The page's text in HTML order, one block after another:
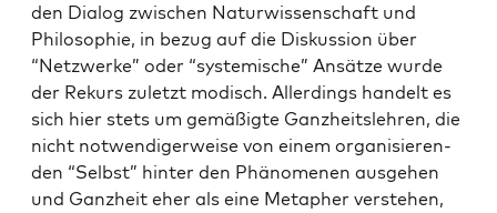
den Dia­log zwis­chen Natur­wis­senschaft und
Philoso­phie, in bezug auf die Diskus­sion über
“Net­zw­erke” oder “sys­temis­che” Ansätze wurde
der Rekurs zulet­zt modisch. Allerd­ings han­delt es
sich hier stets um gemäßigte Ganzheit­slehren, die
nicht notwendi­ger­weise von einem organ­isieren­
den “Selb­st” hin­ter den Phänome­nen aus­ge­hen
und Ganzheit eher als eine Meta­pher ver­ste­hen,